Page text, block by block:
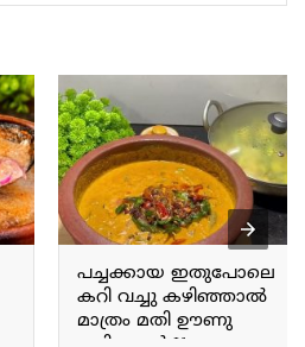
പച്ചക്കായ ഇതുപോലെ
കറി വച്ചു കഴിഞ്ഞാൽ
മാത്രം മതി ഊണു